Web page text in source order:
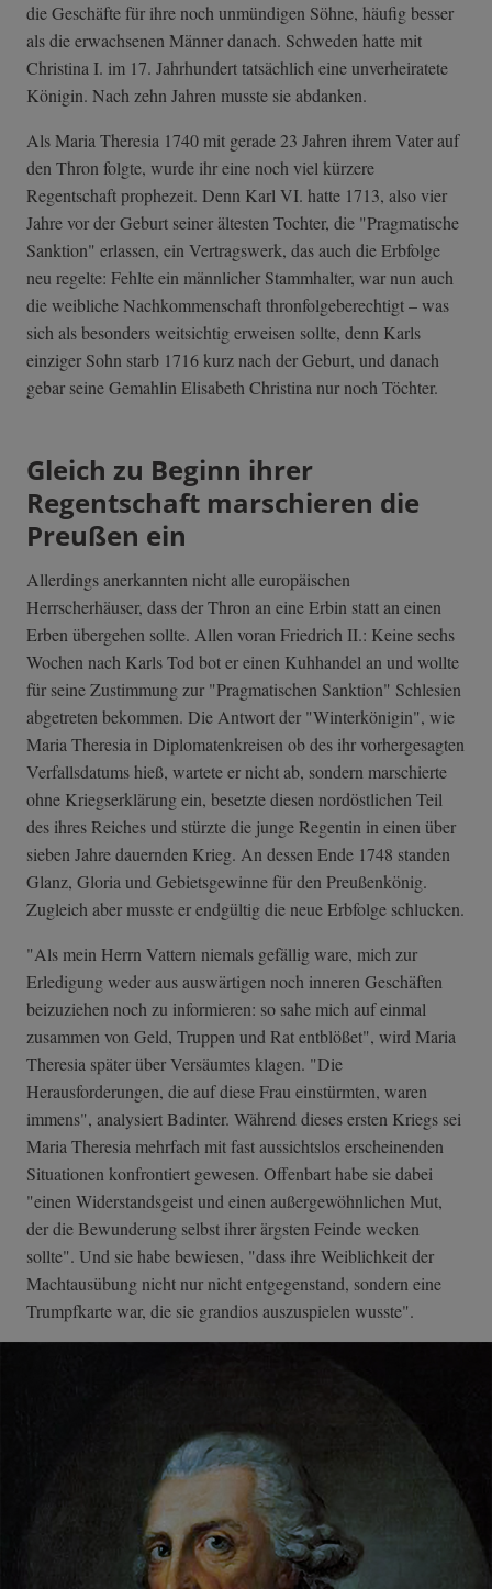
die Geschäfte für ihre noch unmündigen Söhne, häufig besser
als die erwachsenen Männer danach. Schweden hatte mit
Christina I. im 17. Jahrhundert tatsächlich eine unverheiratete
Königin. Nach zehn Jahren musste sie abdanken.
Als Maria Theresia 1740 mit gerade 23 Jahren ihrem Vater auf
den Thron folgte, wurde ihr eine noch viel kürzere
Regentschaft prophezeit. Denn Karl VI. hatte 1713, also vier
Jahre vor der Geburt seiner ältesten Tochter, die "Pragmatische
Sanktion" erlassen, ein Vertragswerk, das auch die Erbfolge
neu regelte: Fehlte ein männlicher Stammhalter, war nun auch
die weibliche Nachkommenschaft thronfolgeberechtigt – was
sich als besonders weitsichtig erweisen sollte, denn Karls
einziger Sohn starb 1716 kurz nach der Geburt, und danach
gebar seine Gemahlin Elisabeth Christina nur noch Töchter.
Gleich zu Beginn ihrer
Regentschaft marschieren die
Preußen ein
Allerdings anerkannten nicht alle europäischen
Herrscherhäuser, dass der Thron an eine Erbin statt an einen
Erben übergehen sollte. Allen voran Friedrich II.: Keine sechs
Wochen nach Karls Tod bot er einen Kuhhandel an und wollte
für seine Zustimmung zur "Pragmatischen Sanktion" Schlesien
abgetreten bekommen. Die Antwort der "Winterkönigin", wie
Maria Theresia in Diplomatenkreisen ob des ihr vorhergesagten
Verfallsdatums hieß, wartete er nicht ab, sondern marschierte
ohne Kriegserklärung ein, besetzte diesen nordöstlichen Teil
des ihres Reiches und stürzte die junge Regentin in einen über
sieben Jahre dauernden Krieg. An dessen Ende 1748 standen
Glanz, Gloria und Gebietsgewinne für den Preußenkönig.
Zugleich aber musste er endgültig die neue Erbfolge schlucken.
"Als mein Herrn Vattern niemals gefällig ware, mich zur
Erledigung weder aus auswärtigen noch inneren Geschäften
beizuziehen noch zu informieren: so sahe mich auf einmal
zusammen von Geld, Truppen und Rat entblößet", wird Maria
Theresia später über Versäumtes klagen. "Die
Herausforderungen, die auf diese Frau einstürmten, waren
immens", analysiert Badinter. Während dieses ersten Kriegs sei
Maria Theresia mehrfach mit fast aussichtslos erscheinenden
Situationen konfrontiert gewesen. Offenbart habe sie dabei
"einen Widerstandsgeist und einen außergewöhnlichen Mut,
der die Bewunderung selbst ihrer ärgsten Feinde wecken
sollte". Und sie habe bewiesen, "dass ihre Weiblichkeit der
Machtausübung nicht nur nicht entgegenstand, sondern eine
Trumpfkarte war, die sie grandios auszuspielen wusste".